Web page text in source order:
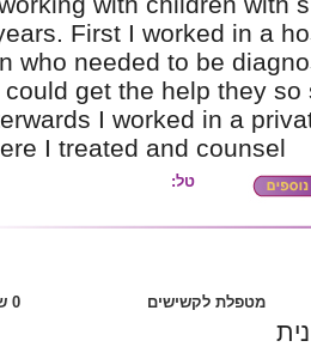
First I worked in a
who needed to be
get the help they so
I worked in a
I treated and counsel
טל:
מטפלת לקשישים 0 שנות נסיון